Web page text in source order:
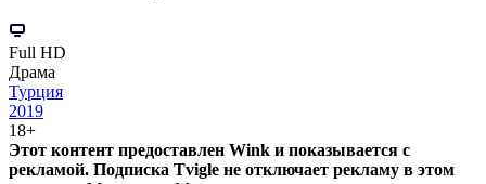
Full HD
Драма
Турция
2019
18+
Этот контент предоставлен Wink и показывается с
рекламой. Подписка Tvigle не отключает рекламу в этом